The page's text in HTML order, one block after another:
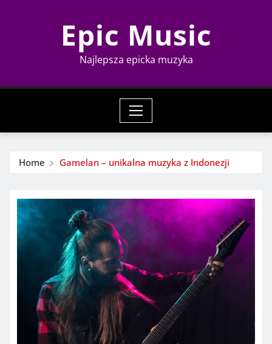
Epic Music
Najlepsza epicka muzyka
Home Gamelan – unikalna muzyka z Indonezji